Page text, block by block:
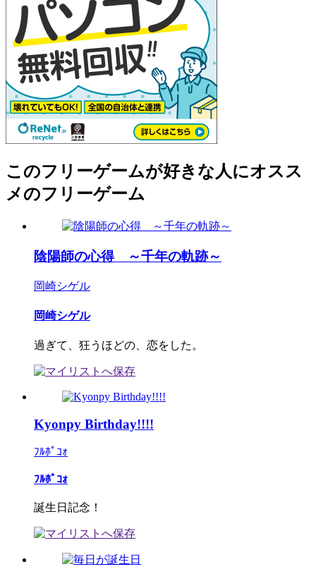
このフリーゲームが好きな人にオスス
メのフリーゲーム
陰陽師の心得 ～千年の軌跡～
岡崎シゲル
岡崎シゲル
過ぎて、狂うほどの、恋をした。
Kyonpy Birthday!!!!
ﾌﾙﾎﾟｺｫ
ﾌﾙﾎﾟｺｫ
誕生日記念！